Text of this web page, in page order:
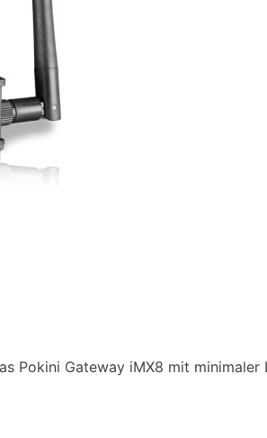
Pokini Gateway iMX8 mit